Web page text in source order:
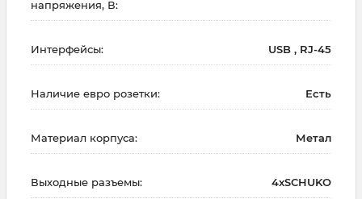
напряжения, В:
Интерфейсы: USB , RJ-45
Наличие евро розетки: Есть
Материал корпуса: Метал
Выходные разъемы: 4xSCHUKO